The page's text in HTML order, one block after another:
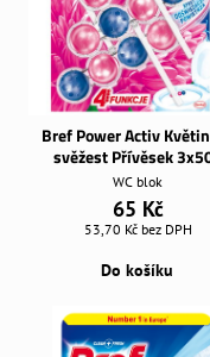
Bref Power Activ
svěžest Přívěsek
WC blok
65 Kč
53,70 Kč bez DPH
Do košíku